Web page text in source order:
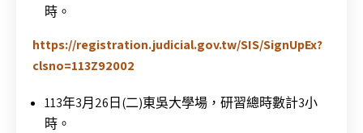
時。
https://registration.judicial.gov.tw/SIS/SignUpEx?
clsno=113Z92002
113年3月26日(二)東吳大學場，研習總時數計3小
時。